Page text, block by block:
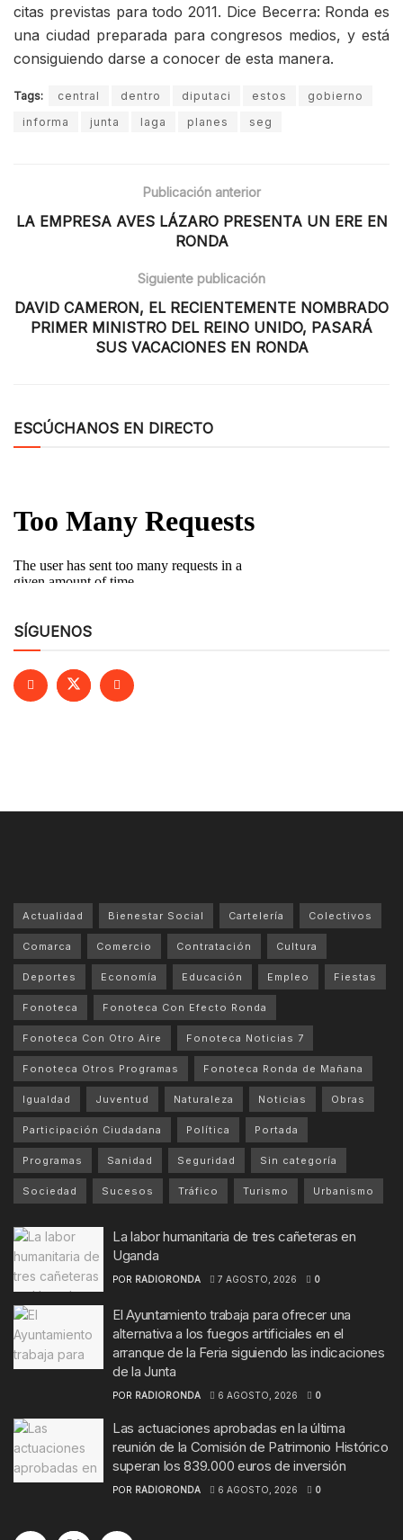
citas previstas para todo 2011. Dice Becerra: Ronda es
una ciudad preparada para congresos medios, y está
consiguiendo darse a conocer de esta manera.
Tags: central dentro diputaci estos
gobierno
informa
junta laga planes seg
Publicación anterior
LA EMPRESA AVES LÁZARO PRESENTA UN ERE EN
RONDA
Siguiente publicación
DAVID CAMERON, EL RECIENTEMENTE NOMBRADO
PRIMER MINISTRO DEL REINO UNIDO, PASARÁ
SUS VACACIONES EN RONDA
ESCÚCHANOS EN DIRECTO
SÍGUENOS
Actualidad Bienestar Social Cartelería Colectivos
Comarca Comercio Contratación Cultura
Deportes Economía Educación Empleo Fiestas
Fonoteca Fonoteca Con Efecto Ronda
Fonoteca Con Otro Aire Fonoteca Noticias 7
Fonoteca Otros Programas Fonoteca Ronda de Mañana
Igualdad Juventud Naturaleza Noticias Obras
Participación Ciudadana Política Portada
Programas Sanidad Seguridad Sin categoría
Sociedad Sucesos Tráfico Turismo Urbanismo
La labor humanitaria de tres cañeteras en
Uganda
POR RADIORONDA 7 AGOSTO, 2026 0
El Ayuntamiento trabaja para ofrecer una
alternativa a los fuegos artificiales en el
arranque de la Feria siguiendo las indicaciones
de la Junta
POR RADIORONDA 6 AGOSTO, 2026 0
Las actuaciones aprobadas en la última
reunión de la Comisión de Patrimonio Histórico
superan los 839.000 euros de inversión
POR RADIORONDA 6 AGOSTO, 2026 0